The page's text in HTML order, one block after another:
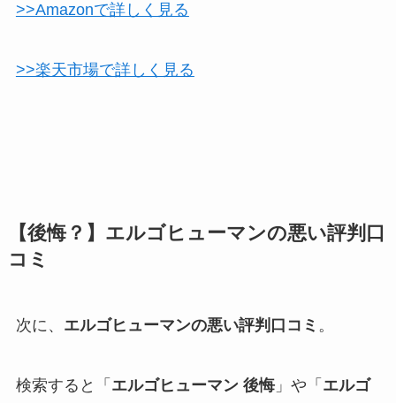
>>Amazonで詳しく見る
>>楽天市場で詳しく見る
【後悔？】エルゴヒューマンの悪い評判口
コミ
次に、 エルゴヒューマンの悪い評判口コミ 。
検索すると「 エルゴヒューマン 後悔」や「 エルゴ